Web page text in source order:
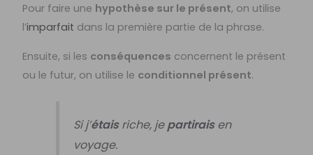
Pour faire une hypothèse sur le présent, on utilise
l’imparfait dans la première partie de la phrase.
Ensuite, si les conséquences concernent le présent
ou le futur, on utilise le conditionnel présent.
Si j’étaisriche, jepartiraisen
voyage.